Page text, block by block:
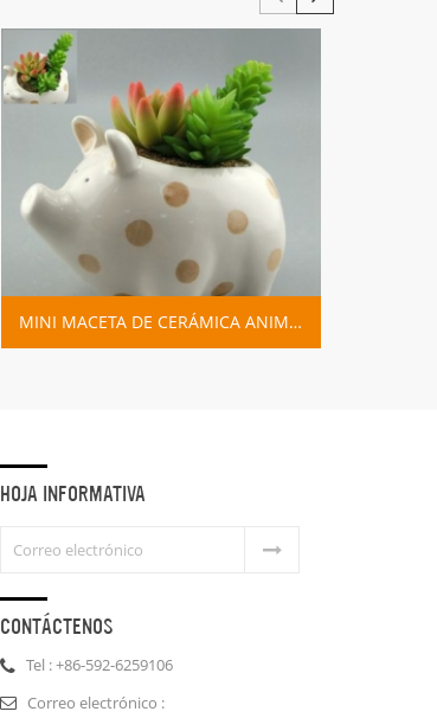
MINI MACETA DE CERÁMICA ANIMAL CERDO PLANTADOR
HOJA INFORMATIVA
CONTÁCTENOS
Tel : +86-592-6259106
Correo electrónico :